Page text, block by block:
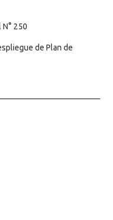
N° 250
de Plan de